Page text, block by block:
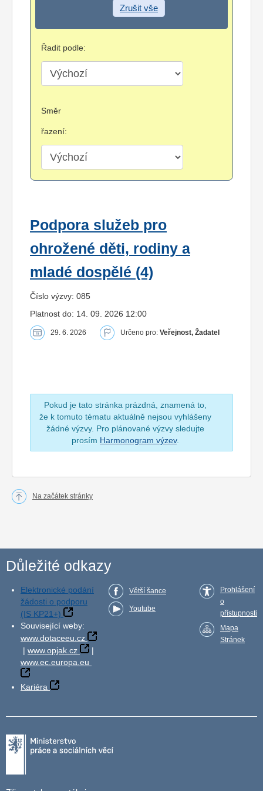
Zrušit vše
Řadit podle:
Směr
řazení:
Podpora služeb pro
ohrožené děti, rodiny a
mladé dospělé (4)
Číslo výzvy: 085
Platnost do: 14. 09. 2026 12:00
29. 6. 2026 Určeno pro: Veřejnost, Žadatel
Pokud je tato stránka prázdná, znamená to,
že k tomuto tématu aktuálně nejsou vyhlášeny
žádné výzvy. Pro plánované výzvy sledujte
prosím Harmonogram výzev.
Na začátek stránky
Důležité odkazy
Elektronické podání
žádosti o podporu
(IS KP21+)
Související weby:
www.dotaceeu.cz
| www.opjak.cz
|
www.ec.europa.eu
Kariéra
Větší šance
Youtube
Prohlášení
o
přístupnosti
Mapa
Stránek